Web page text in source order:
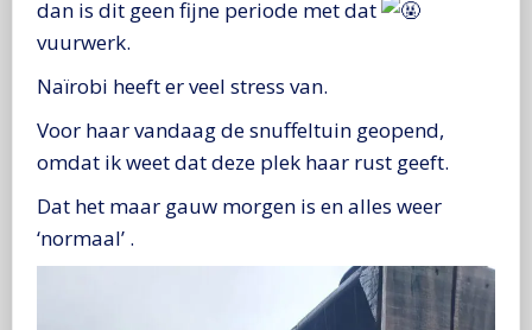
dan is dit geen fijne periode met dat
vuurwerk.
Naïrobi heeft er veel stress van.
Voor haar vandaag de snuffeltuin geopend,
omdat ik weet dat deze plek haar rust geeft.
Dat het maar gauw morgen is en alles weer
‘normaal’ .